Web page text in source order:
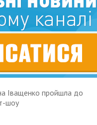
Іващенко пройшла до
шоу